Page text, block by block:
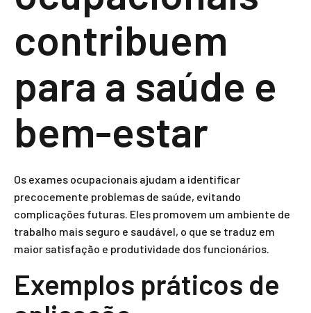
contribuem
para a saúde e
bem-estar
Os exames ocupacionais ajudam a identificar
precocemente problemas de saúde, evitando
complicações futuras. Eles promovem um ambiente de
trabalho mais seguro e saudável, o que se traduz em
maior satisfação e produtividade dos funcionários.
Exemplos práticos de